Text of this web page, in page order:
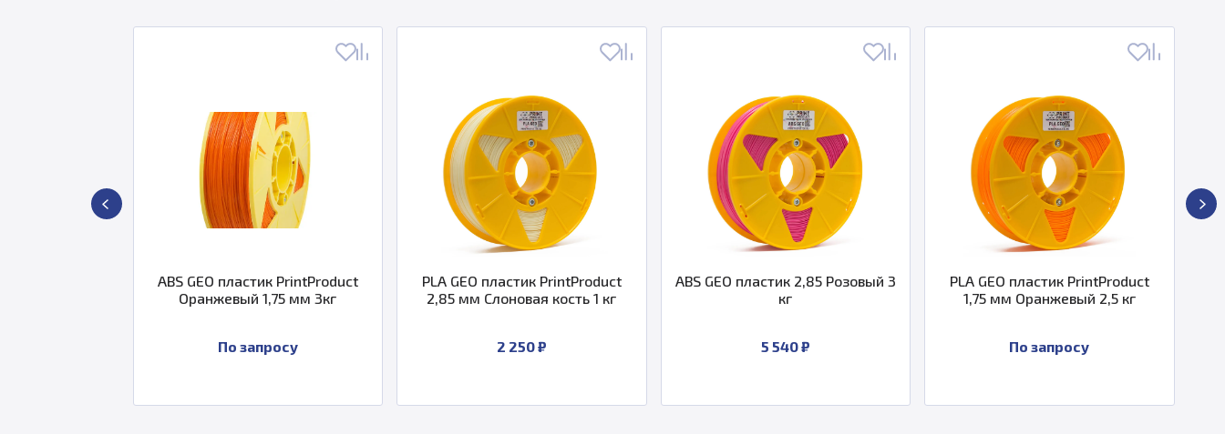
ABS GEO пластик PrintProduct
Оранжевый 1,75 мм 3кг
По запросу
PLA GEO пластик PrintProduct
2,85 мм Слоновая кость 1 кг
ABS GEO пластик 2,85 Розовый 3
PLA GEO пластик PrintProduct
1,75 мм Оранжевый 2,5 кг
По запросу